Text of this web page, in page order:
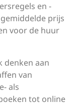
en -
prijs
voor de huur
denken aan
van
als
tot online